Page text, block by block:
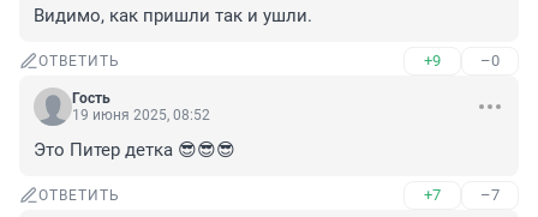
Видимо, как пришли так и ушли.
ОТВЕТИТЬ +9 –0
Гость
19 июня 2025, 08:52
Это Питер детка 😎😎😎
ОТВЕТИТЬ +7 –7